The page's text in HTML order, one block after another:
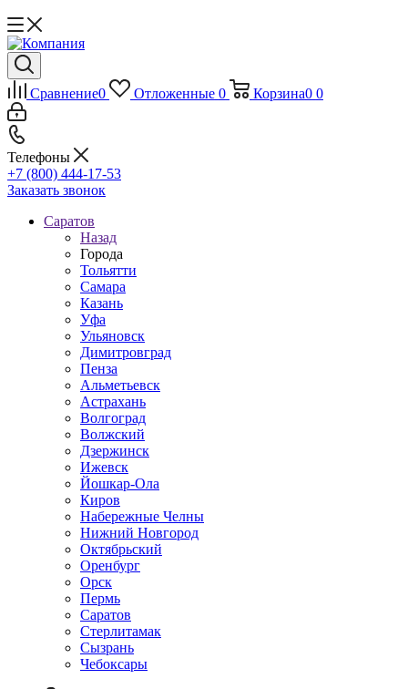
Сравнение0 Отложенные 0 Корзина0 0
Телефоны
+7 (800) 444-17-53
Заказать звонок
Саратов
Назад
Города
Тольятти
Самара
Казань
Уфа
Ульяновск
Димитровград
Пенза
Альметьевск
Астрахань
Волгоград
Волжский
Дзержинск
Ижевск
Йошкар-Ола
Киров
Набережные Челны
Нижний Новгород
Октябрьский
Оренбург
Орск
Пермь
Саратов
Стерлитамак
Сызрань
Чебоксары